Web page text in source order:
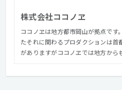
株式会社ココノヱ
ココノヱは地方都市岡山が拠点です
たそれに関わるプロダクションは首
がありますがココノヱでは地方から